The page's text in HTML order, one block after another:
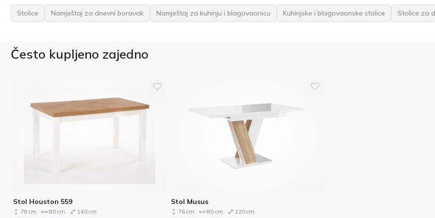
Stolice Namještaj za dnevni boravak Namještaj za kuhinju i blagovaonicu Kuhinjske i blagovaonske stolice Stolice za
Često kupljeno zajedno
Stol Houston 559
79 cm 80 cm 140 cm
Stol Musus
76 cm 80 cm 120 cm